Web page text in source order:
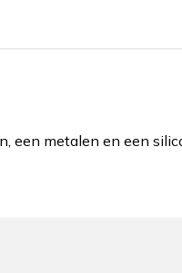
een metalen en een